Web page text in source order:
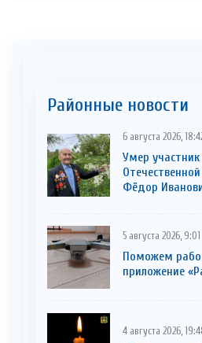
Районные новости
6 августа 2026,
Умер участник
Фёдор
5 августа 2026, 9:01
Поможем
приложение
4 августа 2026,